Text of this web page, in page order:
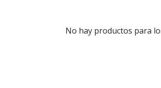
No hay productos para